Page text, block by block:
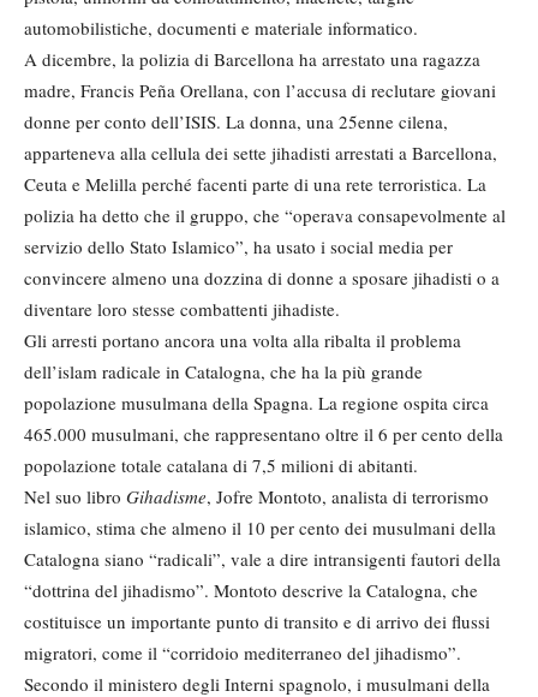
automobilistiche, documenti e materiale informatico.
A dicembre, la polizia di Barcellona ha arrestato una ragazza
madre, Francis Peña Orellana, con l’accusa di reclutare giovani
donne per conto dell’ISIS. La donna, una 25enne cilena,
apparteneva alla cellula dei sette jihadisti arrestati a Barcellona,
Ceuta e Melilla perché facenti parte di una rete terroristica. La
polizia ha detto che il gruppo, che “operava consapevolmente al
servizio dello Stato Islamico”, ha usato i social media per
convincere almeno una dozzina di donne a sposare jihadisti o a
diventare loro stesse combattenti jihadiste.
Gli arresti portano ancora una volta alla ribalta il problema
dell’islam radicale in Catalogna, che ha la più grande
popolazione musulmana della Spagna. La regione ospita circa
465.000 musulmani, che rappresentano oltre il 6 per cento della
popolazione totale catalana di 7,5 milioni di abitanti.
Nel suo libro Gihadisme, Jofre Montoto, analista di terrorismo
islamico, stima che almeno il 10 per cento dei musulmani della
Catalogna siano “radicali”, vale a dire intransigenti fautori della
“dottrina del jihadismo”. Montoto descrive la Catalogna, che
costituisce un importante punto di transito e di arrivo dei flussi
migratori, come il “corridoio mediterraneo del jihadismo”.
Secondo il ministero degli Interni spagnolo, i musulmani della